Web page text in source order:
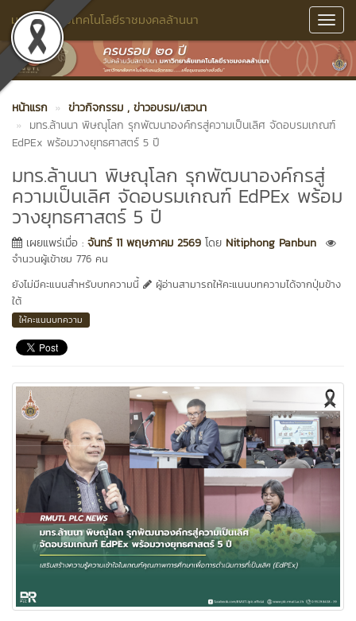
มหาวิทยาลัยเทคโนโลยีราชมงคลล้านนา
หน้าแรก ข่าวกิจกรรม , ข่าวอบรม/เสวนา
มทร.ล้านนา พิษณุโลก รุกพัฒนาองค์กรสู่ความเป็นเลิศ จัดอบรมเกณฑ์
EdPEx พร้อมวางยุทธศาสตร์ 5 ปี
มทร.ล้านนา พิษณุโลก รุกพัฒนาองค์กรสู่
ความเป็นเลิศ จัดอบรมเกณฑ์ EdPEx พร้อม
วางยุทธศาสตร์ 5 ปี
เผยแพร่เมื่อ : จันทร์ 11 พฤษภาคม 2569 โดย Nitiphong Panbun
จำนวนผู้เข้าชม 776 คน
ยังไม่มีคะแนนสำหรับบทความนี้
ผู้อ่านสามารถให้คะแนนบทความได้จากปุ่มข้าง
ใต้
ให้คะแนนบทความ